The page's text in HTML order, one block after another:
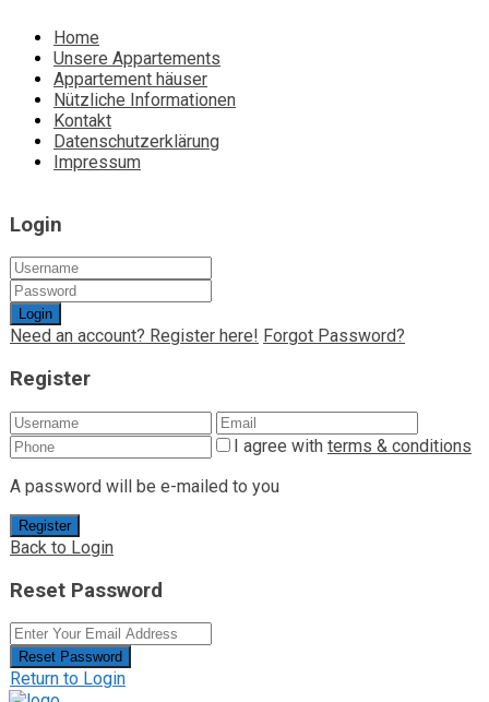
Home
Unsere Appartements
Appartement häuser
Nützliche Informationen
Kontakt
Datenschutzerklärung
Impressum
Login
Login
Need an account? Register here! Forgot Password?
Register
I agree with terms & conditions
A password will be e-mailed to you
Register
Back to Login
Reset Password
Reset Password
Return to Login